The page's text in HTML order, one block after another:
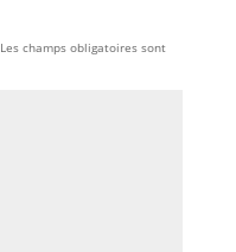
Les champs obligatoires sont